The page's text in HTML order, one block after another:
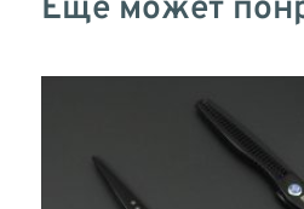
Еще может